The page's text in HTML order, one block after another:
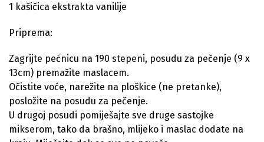
1 kašičica ekstrakta vanilije
Priprema:
Zagrijte pećnicu na 190 stepeni, posudu za pečenje (9 x
13cm) premažite maslacem.
Očistite voće, narežite na ploškice (ne pretanke),
posložite na posudu za pečenje.
U drugoj posudi pomiješajte sve druge sastojke
mikserom, tako da brašno, mlijeko i maslac dodate na